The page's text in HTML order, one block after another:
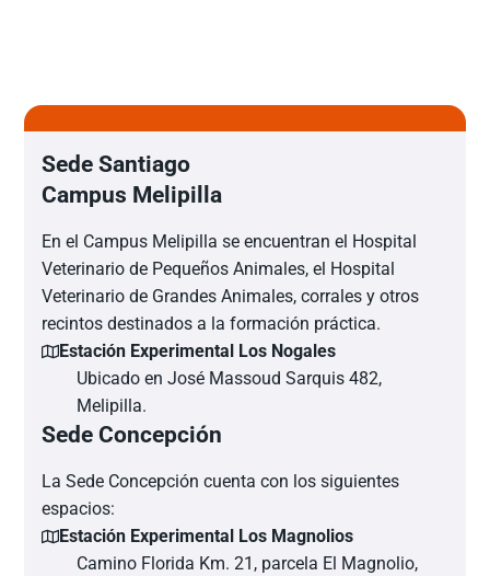
Sede Santiago
Campus Melipilla
En el Campus Melipilla se encuentran el Hospital
Veterinario de Pequeños Animales, el Hospital
Veterinario de Grandes Animales, corrales y otros
recintos destinados a la formación práctica.
Estación Experimental Los Nogales
Ubicado en José Massoud Sarquis 482,
Melipilla.
Sede Concepción
La Sede Concepción cuenta con los siguientes
espacios:
Estación Experimental Los Magnolios
Camino Florida Km. 21, parcela El Magnolio,